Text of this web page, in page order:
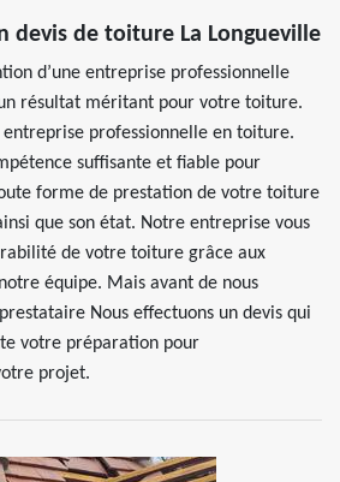
devis de toiture La Longueville
d’une entreprise professionnelle
résultat méritant pour votre toiture.
entreprise professionnelle en toiture.
suffisante et fiable pour
forme de prestation de votre toiture
que son état. Notre entreprise vous
de votre toiture grâce aux
équipe. Mais avant de nous
Nous effectuons un devis qui
votre préparation pour
projet.